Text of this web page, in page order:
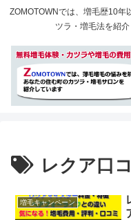
ZOMOTOWNでは、増毛歴10年
ツラ・増毛法を紹
レクア口
増毛キャンペーン